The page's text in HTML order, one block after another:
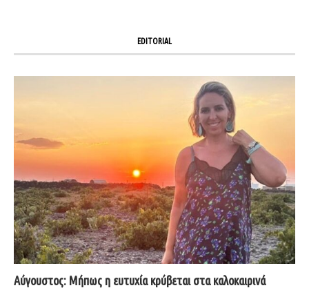
EDITORIAL
Αύγουστος: Μήπως η ευτυχία κρύβεται στα καλοκαιρινά